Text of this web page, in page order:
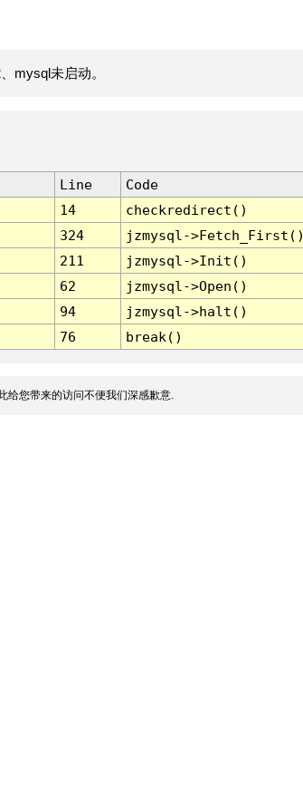
mysql未启动。
Line
Code
14
checkredirect()
324
jzmysql-
211
jzmysql->Init()
62
jzmysql->Open()
94
jzmysql->halt()
76 break()
给您带来的访问不便我们深感歉意.